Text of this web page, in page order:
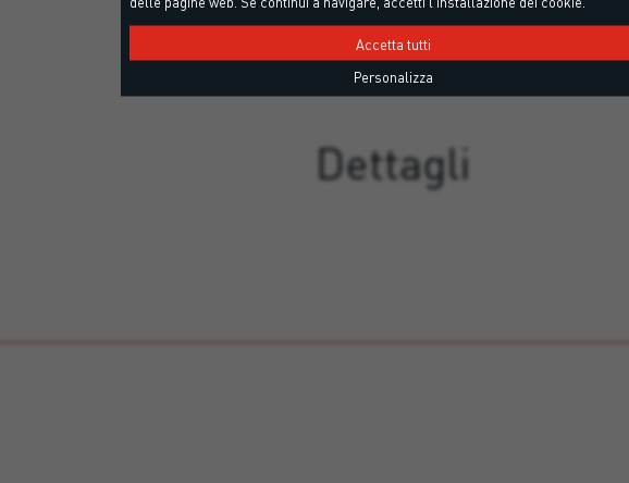
Dettagli
Accetta tutti
Personalizza